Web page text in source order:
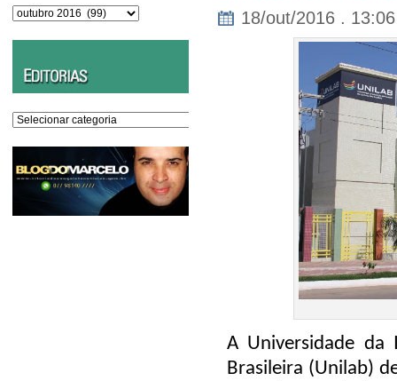
Arquivos
Editorias
18/out/2016 . 13:06
A Universidade da
Brasileira (Unilab)